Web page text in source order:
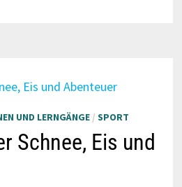
UND LERNGÄNGE/ SPORT
Schnee, Eis und